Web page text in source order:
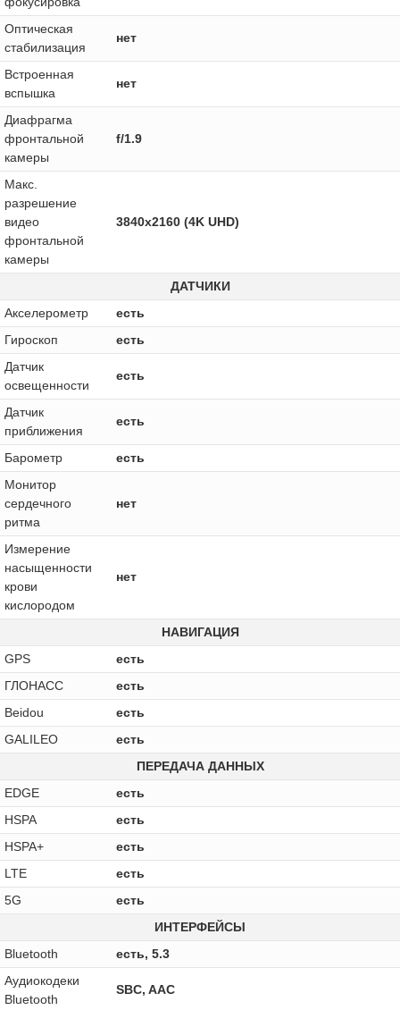
Оптическая
стабилизация
нет
Встроенная
вспышка
нет
Диафрагма
фронтальной
камеры
f/1.9
Макс.
разрешение
видео
фронтальной
камеры
3840x2160 (4K UHD)
ДАТЧИКИ
Акселерометр
есть
Гироскоп
есть
Датчик
освещенности
есть
Датчик
приближения
есть
Барометр
есть
Монитор
сердечного
ритма
нет
Измерение
насыщенности
крови
кислородом
нет
НАВИГАЦИЯ
GPS
есть
ГЛОНАСС
есть
Beidou
есть
GALILEO
есть
ПЕРЕДАЧА ДАННЫХ
EDGE
есть
HSPA
есть
HSPA+
есть
LTE
есть
5G
есть
ИНТЕРФЕЙСЫ
Bluetooth
есть, 5.3
Аудиокодеки
Bluetooth
SBC, AAC